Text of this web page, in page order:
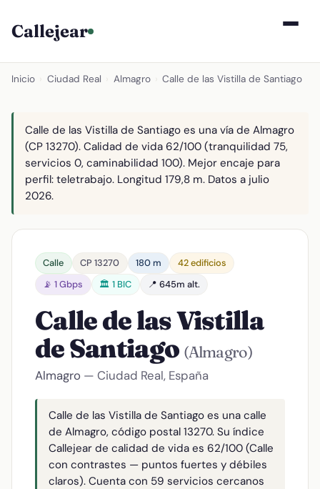
Callejear
Inicio Ciudad Real Almagro Calle de las Vistilla de Santiago
Calle de las Vistilla de Santiago es una vía de Almagro
(CP 13270). Calidad de vida 62/100 (tranquilidad 75,
servicios 0, caminabilidad 100). Mejor encaje para
perfil: teletrabajo. Longitud 179,8 m. Datos a julio
2026.
Calle CP 13270 180 m
42 edificios
📡 1 Gbps
🏛️ 1 BIC 📍 645m alt.
Calle de las Vistilla
de Santiago (Almagro)
Almagro — Ciudad Real, España
Calle de las Vistilla de Santiago es una calle
de Almagro, código postal 13270. Su índice
Callejear de calidad de vida es 62/100 (Calle
con contrastes — puntos fuertes y débiles
claros). Cuenta con 59 servicios cercanos